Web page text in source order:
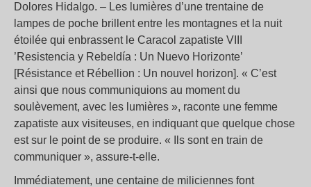
Dolores Hidalgo. – Les lumières d’une trentaine de
lampes de poche brillent entre les montagnes et la nuit
étoilée qui enbrassent le Caracol zapatiste VIII
’Resistencia y Rebeldía : Un Nuevo Horizonte’
[Résistance et Rébellion : Un nouvel horizon]. « C’est
ainsi que nous communiquions au moment du
soulèvement, avec les lumières », raconte une femme
zapatiste aux visiteuses, en indiquant que quelque chose
est sur le point de se produire. « Ils sont en train de
communiquer », assure-t-elle.
Immédiatement, une centaine de miliciennes font